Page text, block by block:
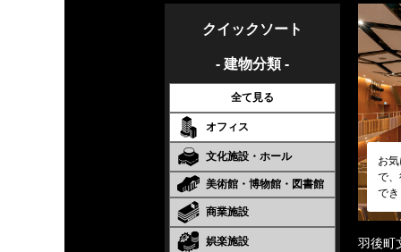
クイックソート
- 建物分類 -
全て見る
オフィス
文化施設・ホール
美術館・博物館・図書館
商業施設
娯楽施設
お
で
で
羽後